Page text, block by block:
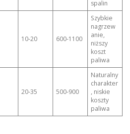
spalin
10‑20 600‑1100
Szybkie
nagrzew
anie,
niższy
koszt
paliwa
20‑35 500‑900
Naturalny
charakter
, niskie
koszty
paliwa